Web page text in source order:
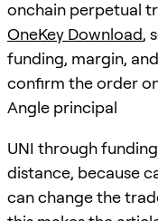
onchain perpetual
OneKey Download,
funding, margin,
confirm the order
Angle principal
UNI through
distance, because
can change the